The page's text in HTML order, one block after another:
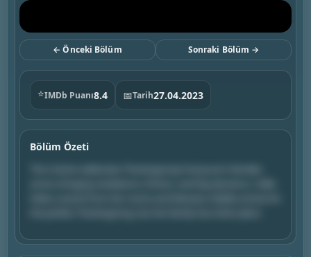
← Önceki Bölüm Sonraki Bölüm →
⭐IMDb Puanı8.4 📅Tarih27.04.2023
Bölüm Özeti